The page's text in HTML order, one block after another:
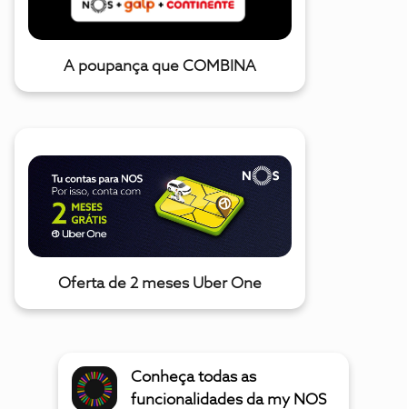
A poupança que COMBINA
Oferta de 2 meses Uber One
Conheça todas as
funcionalidades da my NOS